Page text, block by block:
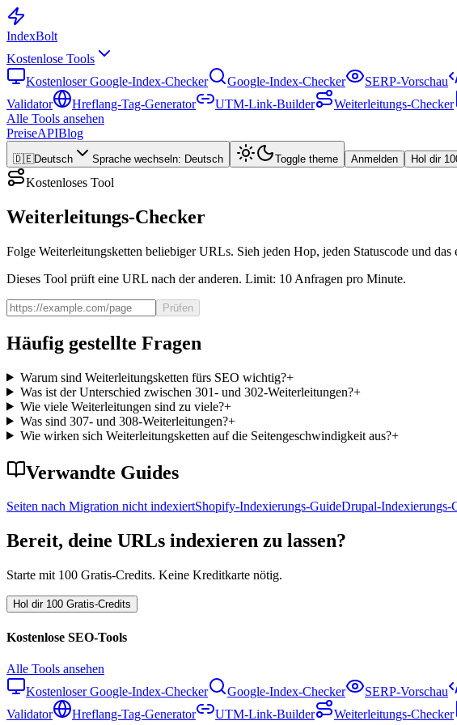
IndexBolt
Kostenlose Tools
Kostenloser Google-Index-Checker
Google-Index-Checker SERP-Vorschau
Validator
Hreflang-Tag-Generator UTM-Link-Builder Weiterleitungs-Checker
Alle Tools ansehen
PreiseAPIBlog
🇩🇪Deutsch Sprache wechseln: Deutsch Toggle theme Anmelden Hol dir
Kostenloses Tool
Weiterleitungs-Checker
Folge Weiterleitungsketten beliebiger URLs. Sieh jeden Hop, jeden Statuscode und
Dieses Tool prüft eine URL nach der anderen. Limit: 10 Anfragen pro Minute.
Prüfen
Häufig gestellte Fragen
Warum sind Weiterleitungsketten fürs SEO wichtig?+
Was ist der Unterschied zwischen 301- und 302-Weiterleitungen?+
Wie viele Weiterleitungen sind zu viele?+
Was sind 307- und 308-Weiterleitungen?+
Wie wirken sich Weiterleitungsketten auf die Seitengeschwindigkeit aus?+
Verwandte Guides
Seiten nach Migration nicht indexiertShopify-Indexierungs-GuideDrupal-Indexierungs-
Bereit, deine URLs indexieren zu lassen?
Starte mit 100 Gratis-Credits. Keine Kreditkarte nötig.
Hol dir 100 Gratis-Credits
Kostenlose SEO-Tools
Alle Tools ansehen
Kostenloser Google-Index-Checker
Google-Index-Checker SERP-Vorschau
Validator
Hreflang-Tag-Generator UTM-Link-Builder Weiterleitungs-Checker